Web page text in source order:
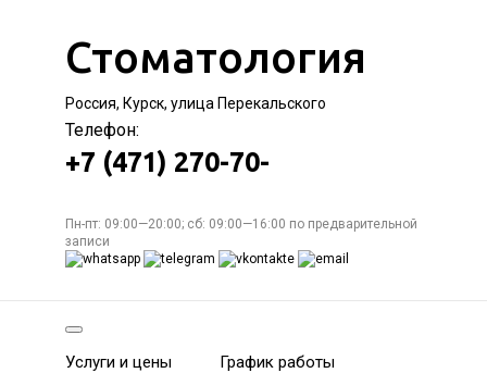
Стоматология
Россия, Курск, улица Перекальского
Телефон:
+7 (471) 270-70-
Пн-пт: 09:00—20:00; сб: 09:00—16:00 по предварительной
записи
Услуги и цены График работы